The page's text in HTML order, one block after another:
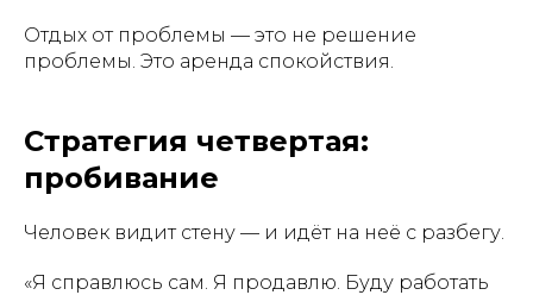
Отдых от проблемы — это не решение
проблемы. Это аренда спокойствия.
Стратегия четвертая:
пробивание
Человек видит стену — и идёт на неё с разбегу.
«Я справлюсь сам. Я продавлю. Буду работать